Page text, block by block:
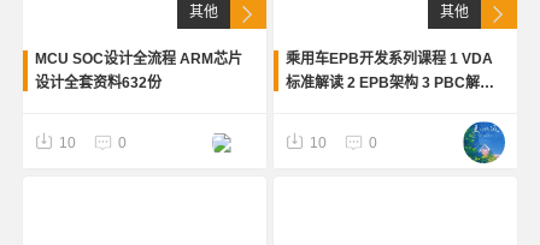
其他
MCU SOC设计全流程 ARM芯片
设计全套资料632份
10 0
其他
乘用车EPB开发系列课程 1 VDA
标准解读 2 EPB架构 3 PBC解读
程
10 0